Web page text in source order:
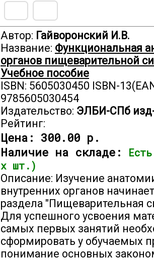
Автор: Гайворонский И.В.
Название: Функциональная
органов пищеварительной
Учебное пособие
ISBN: 5605030450 ISBN-
9785605030454
Издательство: ЭЛБИ-СПб
Рейтинг:
Цена: 300.00 р.
Наличие на складе:
х шт.)
Описание: Изучение
внутренних органов
раздела "Пищеварительная
Для успешного усвоения
самых первых занятий
сформировать у обучаемых
понимание основных